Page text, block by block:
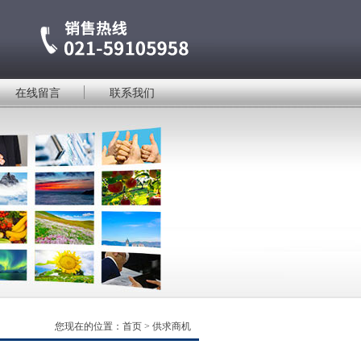
在线留言 联系我们
您现在的位置： 首页 > 供求商机